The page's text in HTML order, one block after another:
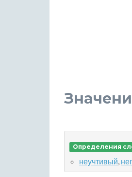
Определения
неучтивый,